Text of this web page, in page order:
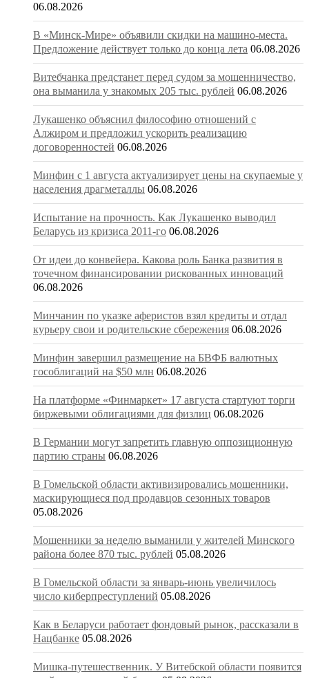
06.08.2026
В «Минск-Мире» объявили скидки на машино-места.
Предложение действует только до конца лета 06.08.2026
Витебчанка предстанет перед судом за мошенничество,
она выманила у знакомых 205 тыс. рублей 06.08.2026
Лукашенко объяснил философию отношений с
Алжиром и предложил ускорить реализацию
договоренностей 06.08.2026
Минфин с 1 августа актуализирует цены на скупаемые у
населения драгметаллы 06.08.2026
Испытание на прочность. Как Лукашенко выводил
Беларусь из кризиса 2011-го 06.08.2026
От идеи до конвейера. Какова роль Банка развития в
точечном финансировании рискованных инноваций
06.08.2026
Минчанин по указке аферистов взял кредиты и отдал
курьеру свои и родительские сбережения 06.08.2026
Минфин завершил размещение на БВФБ валютных
гособлигаций на $50 млн 06.08.2026
На платформе «Финмаркет» 17 августа стартуют торги
биржевыми облигациями для физлиц 06.08.2026
В Германии могут запретить главную оппозиционную
партию страны 06.08.2026
В Гомельской области активизировались мошенники,
маскирующиеся под продавцов сезонных товаров
05.08.2026
Мошенники за неделю выманили у жителей Минского
района более 870 тыс. рублей 05.08.2026
В Гомельской области за январь-июнь увеличилось
число киберпреступлений 05.08.2026
Как в Беларуси работает фондовый рынок, рассказали в
Нацбанке 05.08.2026
Мишка-путешественник. У Витебской области появится